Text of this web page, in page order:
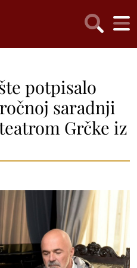
potpisalo
saradnji
Grčke iz